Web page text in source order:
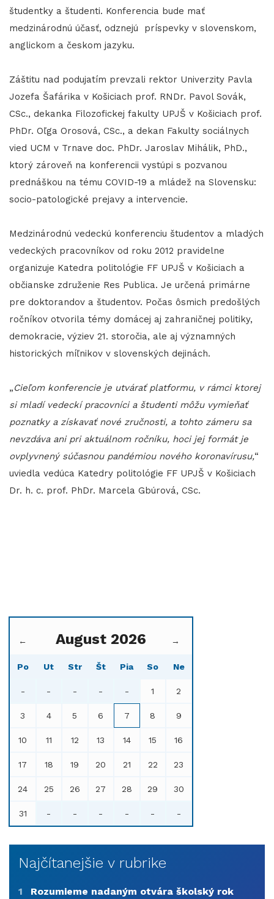
študentky a študenti. Konferencia bude mať
medzinárodnú účasť, odznejú príspevky v slovenskom,
anglickom a českom jazyku.
Záštitu nad podujatím prevzali rektor Univerzity Pavla
Jozefa Šafárika v Košiciach prof. RNDr. Pavol Sovák,
CSc., dekanka Filozofickej fakulty UPJŠ v Košiciach prof.
PhDr. Oľga Orosová, CSc., a dekan Fakulty sociálnych
vied UCM v Trnave doc. PhDr. Jaroslav Mihálik, PhD.,
ktorý zároveň na konferencii vystúpi s pozvanou
prednáškou na tému COVID-19 a mládež na Slovensku:
socio-patologické prejavy a intervencie.
Medzinárodnú vedeckú konferenciu študentov a mladých
vedeckých pracovníkov od roku 2012 pravidelne
organizuje Katedra politológie FF UPJŠ v Košiciach a
občianske združenie Res Publica. Je určená primárne
pre doktorandov a študentov. Počas ôsmich predošlých
ročníkov otvorila témy domácej aj zahraničnej politiky,
demokracie, výziev 21. storočia, ale aj významných
historických míľnikov v slovenských dejinách.
„Cieľom konferencie je utvárať platformu, v rámci ktorej
si mladí vedeckí pracovníci a študenti môžu vymieňať
poznatky a získavať nové zručnosti, a tohto zámeru sa
nevzdáva ani pri aktuálnom ročníku, hoci jej formát je
ovplyvnený súčasnou pandémiou nového koronavírusu,“
uviedla vedúca Katedry politológie FF UPJŠ v Košiciach
Dr. h. c. prof. PhDr. Marcela Gbúrová, CSc.
← August 2026 →
Po Ut Str Št Pia So Ne
- - - - - 1 2
3 4 5 6 7 8 9
10 11 12 13 14 15 16
17 18 19 20 21 22 23
24 25 26 27 28 29 30
31 - - - - - -
Najčítanejšie v rubrike
1
Rozumieme nadaným otvára školský rok